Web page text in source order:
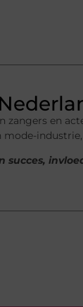
en
succes,